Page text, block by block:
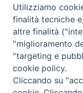
Tipo di esame:
Indirizzi
Nessun
Docenti
Utilizziamo
finalità tecniche
altre finalità
"miglioramento
"targeting e
cookie policy.
Cliccando su